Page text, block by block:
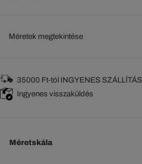
Méretek megtekintése
35000 Ft-tól INGYENES SZÁLLÍTÁS
Ingyenes visszaküldés
Méretskála